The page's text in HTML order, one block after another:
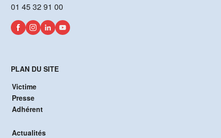
01 45 32 91 00
PLAN DU SITE
Victime
Presse
Adhérent
Actualités